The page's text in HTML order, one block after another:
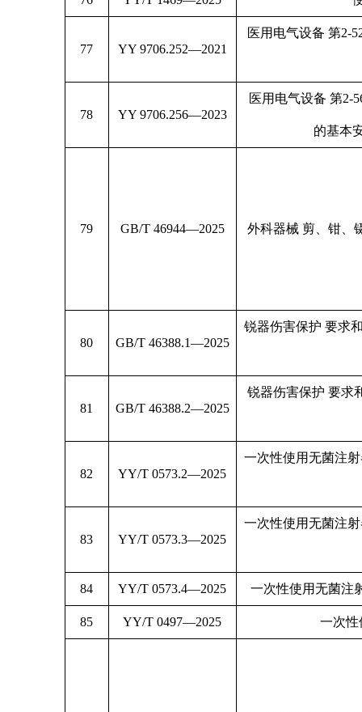
77 YY 9706.252—2021
医用电气设备 第2-
78 YY 9706.256—2023
医用电气设备 第2-
的基本
79 GB/T 46944—2025 外科器械 剪、钳、
80 GB/T 46388.1—2025
锐器伤害保护 要求
81 GB/T 46388.2—2025
锐器伤害保护 要求
82 YY/T 0573.2—2025
一次性使用无菌注
83 YY/T 0573.3—2025
一次性使用无菌注
84 YY/T 0573.4—2025 一次性使用无菌注
85 YY/T 0497—2025 一次性